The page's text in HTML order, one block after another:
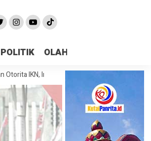
POLITIK OLAHRAGA
Investasi dan Kolaborasi Jadi Fokus